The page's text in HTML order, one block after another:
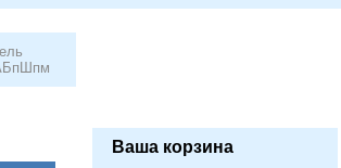
Ваша корзина